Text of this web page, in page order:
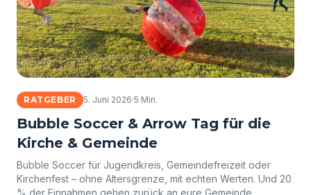
RATGEBER 5. Juni 2026·5 Min.
Bubble Soccer & Arrow Tag für die
Kirche & Gemeinde
Bubble Soccer für Jugendkreis, Gemeindefreizeit oder
Kirchenfest – ohne Altersgrenze, mit echten Werten. Und 20
% der Einnahmen gehen zurück an eure Gemeinde.